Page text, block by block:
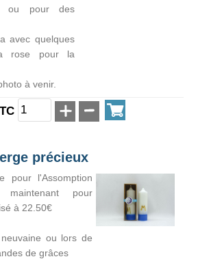
ou pour des
avec quelques
rose pour la
à venir.
précieux
pour l'Assomption
maintenant pour
à 22.50€
ou lors de
de grâces